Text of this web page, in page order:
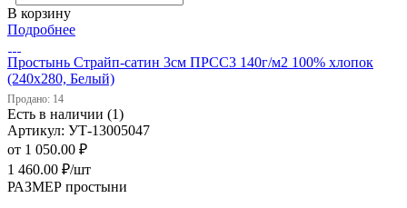
В корзину
Подробнее
Простынь Страйп-сатин 3см ПРСС3 140г/м2 100% хлопок
(240х280, Белый)
Продано: 14
Есть в наличии (1)
Артикул: УТ-13005047
от 1 050.00 ₽
1 460.00 ₽/шт
РАЗМЕР простыни